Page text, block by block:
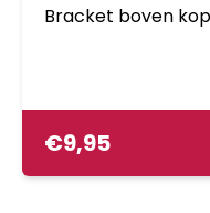
Bracket boven
€9,95